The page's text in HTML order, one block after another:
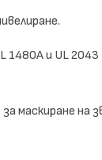
и UL 2043
маскиране на